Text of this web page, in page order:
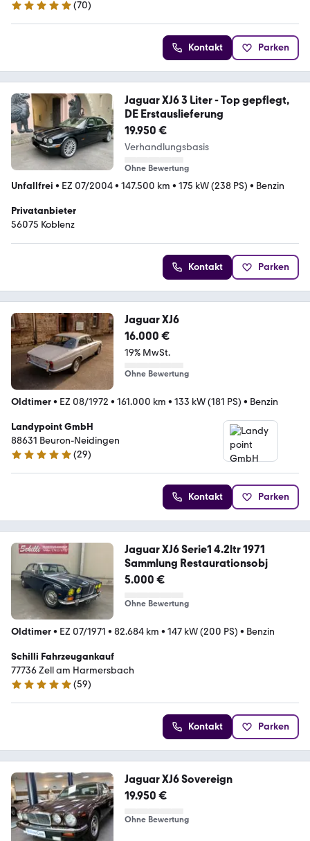
5 Sterne (70)
Kontakt Parken
Jaguar XJ6 3 Liter - Top gepflegt,
DE Erstauslieferung
19.950 €
Verhandlungsbasis
Ohne Bewertung
Unfallfrei • EZ 07/2004• 147.500 km • 175 kW (238 PS) • Benzin
Privatanbieter
56075 Koblenz
Kontakt Parken
Jaguar XJ6
16.000 €
19% MwSt.
Ohne Bewertung
Oldtimer• EZ 08/1972 • 161.000 km • 133 kW (181 PS) • Benzin
Landypoint GmbH
88631 Beuron-Neidingen
5 Sterne
(29)
Kontakt Parken
Jaguar XJ6 Serie1 4.2ltr 1971
Sammlung Restaurationsobj
5.000 €
Ohne Bewertung
Oldtimer• EZ 07/1971 • 82.684 km • 147 kW (200 PS) • Benzin
Schilli Fahrzeugankauf
77736 Zell am Harmersbach
5 Sterne
(59)
Kontakt Parken
Jaguar XJ6 Sovereign
19.950 €
Ohne Bewertung